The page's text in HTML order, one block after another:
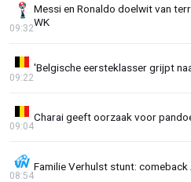
Messi en Ronaldo doelwit van
WK
09:32
'Belgische eersteklasser grijpt
09:22
Charai geeft oorzaak voor
09:04
Familie Verhulst stunt:
08:54